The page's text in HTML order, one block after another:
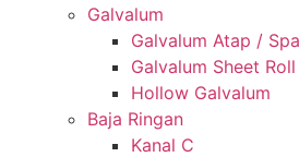
Galvalum
Galvalum Atap /
Galvalum Sheet Roll
Hollow Galvalum
Baja Ringan
Kanal C